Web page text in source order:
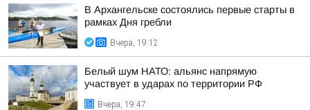
В Архангельске состоялись первые старты в
рамках Дня гребли
Вчера, 19:12
Белый шум НАТО: альянс напрямую
участвует в ударах по территории РФ
Вчера, 19:47